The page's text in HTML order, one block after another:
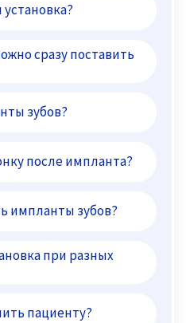
установка?
сразу поставить
зубов?
после импланта?
импланты зубов?
при разных
пациенту?